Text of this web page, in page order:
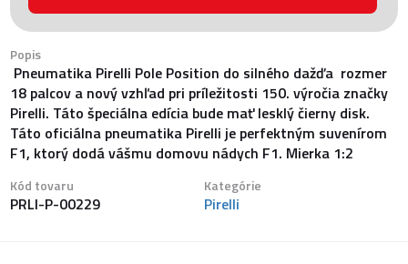
Popis
Pneumatika Pirelli Pole Position do silného dažďa rozmer
18 palcov a nový vzhľad pri príležitosti 150. výročia značky
Pirelli. Táto špeciálna edícia bude mať lesklý čierny disk.
Táto oficiálna pneumatika Pirelli je perfektným suvenírom
F1, ktorý dodá vášmu domovu nádych F1. Mierka 1:2
Kód tovaru
PRLI-P-00229
Kategórie
Pirelli